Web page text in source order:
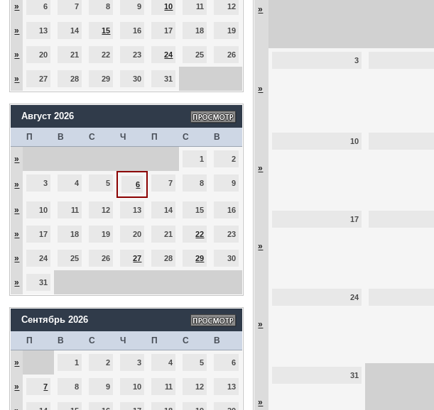
» 6 7 8 9 10 11 12
» 13 14 15 16 17 18 19
» 20 21 22 23 24 25 26
» 27 28 29 30 31
Август 2026
П В С Ч П С В
» 1 2
» 3 4 5 6 7 8 9
» 10 11 12 13 14 15 16
» 17 18 19 20 21 22 23
» 24 25 26 27 28 29 30
» 31
Сентябрь 2026
П В С Ч П С В
» 1 2 3 4 5 6
» 7 8 9 10 11 12 13
»
»
3
»
10
»
17
»
24
»
31